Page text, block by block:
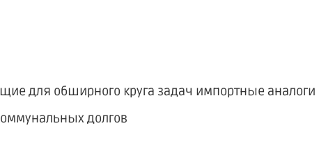
для обширного круга задач импортные аналоги
долгов